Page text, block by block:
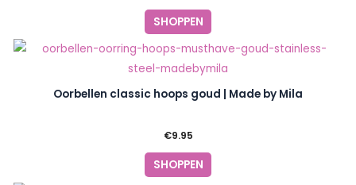
SHOPPEN
Oorbellen classic hoops goud | Made by Mila
€9.95
SHOPPEN